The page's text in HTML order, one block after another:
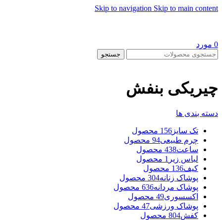
Skip to navigation Skip to main content
0 مورد
جستجو
چیریکی بنفش
دسته بندی ها
تک سایز 156 محصول
چرم طبیعی94 محصول
ساعت438 محصول
لباس زیر 1 محصول
کیف136 محصول
پوشاک زنانه304 محصول
پوشاک مردانه636 محصول
اکسسوری49 محصول
پوشاک ورزشی47 محصول
کفش804 محصول